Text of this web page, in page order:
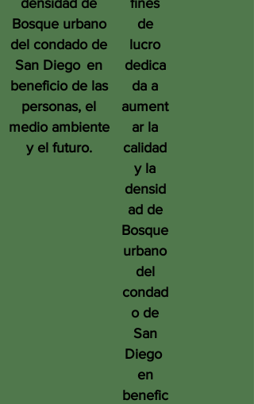
densidad de
Bosque urbano
del condado de
San Diego en
beneficio de las
personas, el
medio ambiente
y el futuro.
fines
de
lucro
dedica
da a
aument
ar la
calidad
y la
densid
ad de
Bosque
urbano
del
condad
o de
San
Diego
en
benefic